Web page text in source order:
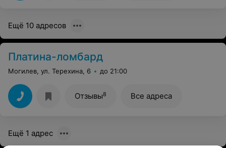
Ещё 10 адресов
Платина-ломбард
Могилев, ул. Терехина, 6 до 21:00
Отзывы8 Все адреса
Ещё 1 адрес